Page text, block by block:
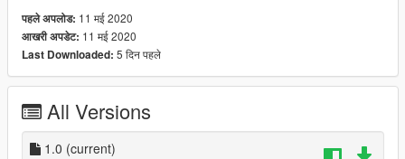
पहले अपलोड: 11 मई 2020
आखरी अपडेट: 11 मई 2020
Last Downloaded: 5 दिन पहले
All Versions
1.0 (current)